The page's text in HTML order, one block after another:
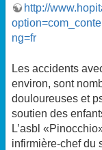
http://
ng=fr
Les accidents
environ, sont
douloureuses et
soutien des
L’asbl
infirmière-chef du